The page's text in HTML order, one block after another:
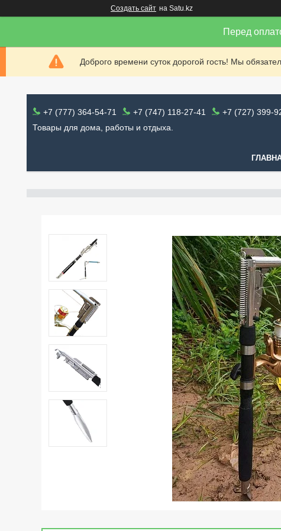
Создать сайт на Satu.kz
Перед
Доброго времени суток дорогой гость! Мы
+7 (777) 364-54-71 +7 (747) 118-27-41
+7 (727) 399-
Товары для дома, работы и отдыха.